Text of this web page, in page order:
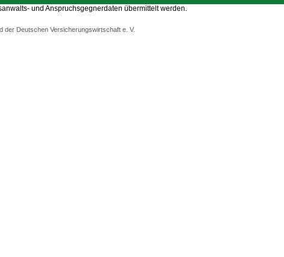
und Anspruchsgegnerdaten übermittelt werden.
der Deutschen Versicherungswirtschaft e. V.